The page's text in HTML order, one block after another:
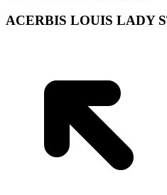
ACERBIS LOUIS LADY